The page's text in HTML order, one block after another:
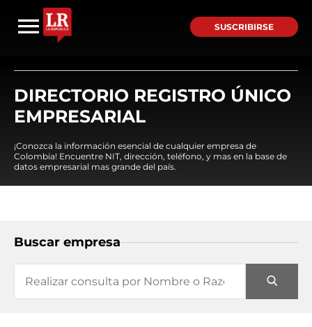
SUSCRIBIRSE
DIRECTORIO REGISTRO ÚNICO
EMPRESARIAL
¡Conozca la información esencial de cualquier empresa de
Colombia! Encuentre NIT, dirección, teléfono, y mas en la base de
datos empresarial mas grande del país.
Buscar empresa